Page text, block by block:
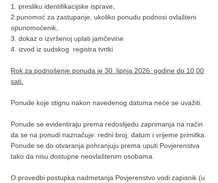
1. presliku identifikacijske isprave,
2.punomoć za zastupanje, ukoliko ponudu podnosi ovlašteni
opunomoćenik,
3. dokaz o izvršenoj uplati jamčevine
4. izvod iz sudskog registra tvrtki
Rok za podnošenje ponuda je 30. lipnja 2026. godine do 10,00
sati.
Ponude koje stignu nakon navedenog datuma neće se uvažiti.
Ponude se evidentiraju prema redoslijedu zaprimanja na način
da se na ponudi naznačuje: redni broj, datum i vrijeme primitka.
Ponude se do otvaranja pohranjuju prema uputi Povjerenstva
tako da nisu dostupne neovlaštenim osobama.
O provedbi postupka nadmetanja Povjerenstvo vodi zapisnik (u